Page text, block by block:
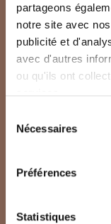
partageons
notre site avec
publicité et
avec d'autres
ou qu'ils ont
services.
Nécessaires
Préférences
Statistiques